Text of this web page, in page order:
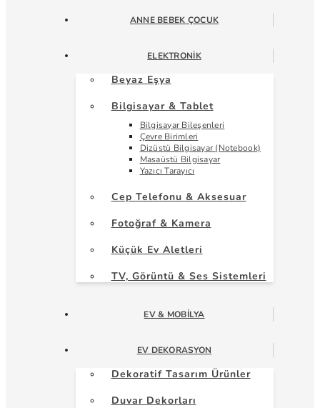
ANNE BEBEK ÇOCUK
ELEKTRONIK
Beyaz Eşya
Bilgisayar & Tablet
Bilgisayar Bileşenleri
Çevre Birimleri
Dizüstü Bilgisayar (Notebook)
Masaüstü Bilgisayar
Yazıcı Tarayıcı
Cep Telefonu & Aksesuar
Fotoğraf & Kamera
Küçük Ev Aletleri
TV, Görüntü & Ses Sistemleri
EV & MOBILYA
EV DEKORASYON
Dekoratif Tasarım Ürünler
Duvar Dekorları